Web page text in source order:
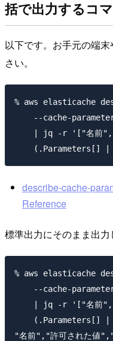
括で出力するコ
以下です。お手元の端
さい。
% aws elasticache
--cache-
| jq -r '["名前
describe-cache-
Reference
標準出力にそのまま出力
% aws elasticache
--cache-
| jq -r '["名前
(.Parameters[]
"名前","許可された値